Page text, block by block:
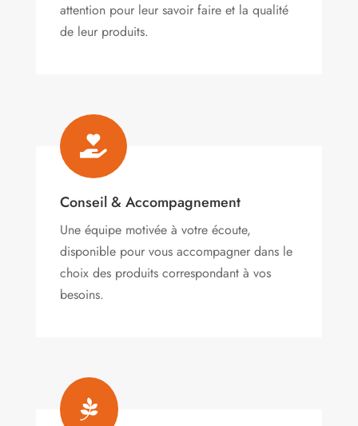
attention pour leur savoir faire et la qualité
de leur produits.

Conseil & Accompagnement
Une équipe motivée à votre écoute,
disponible pour vous accompagner dans le
choix des produits correspondant à vos
besoins.
